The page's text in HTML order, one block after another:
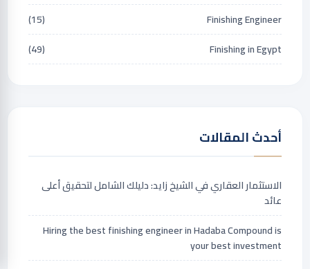
Finishing Engineer
(15)
Finishing in Egypt
(49)
أحدث المقالات
الاستثمار العقاري في الشيخ زايد: دليلك الشامل لتحقيق أعلى
عائد
Hiring the best finishing engineer in Hadaba Compound is
your best investment